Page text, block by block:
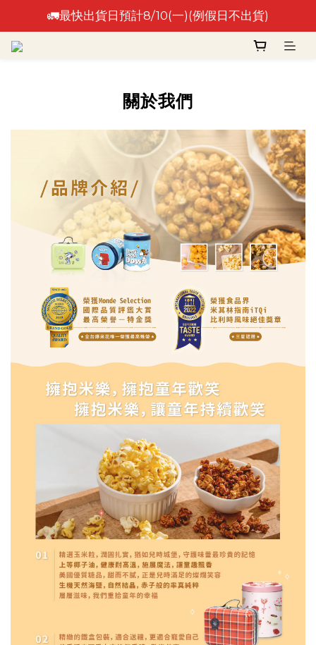
🚛最快出貨日預計8/10(一)(例假日不出貨)
🚛最快出貨日預計8/10(一)(例假日不出貨)
⚠️出貨日非到貨日，實際到貨依物流作業時間為準⚠️
關於我們